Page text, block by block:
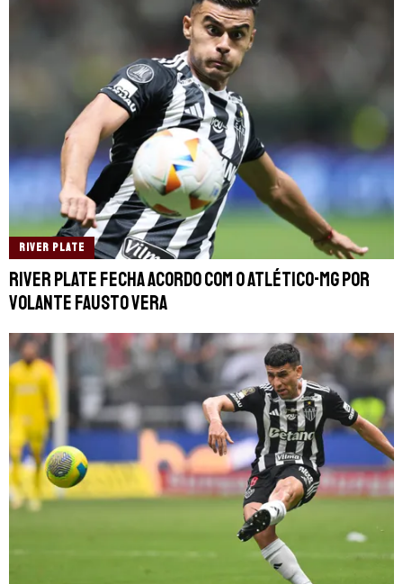
RIVER PLATE
River Plate fecha acordo com o Atlético-MG por
volante Fausto Vera